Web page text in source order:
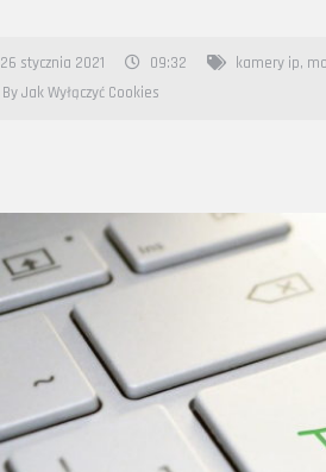
26 stycznia 2021 09:32 kamery ip,
By Jak Wyłączyć Cookies